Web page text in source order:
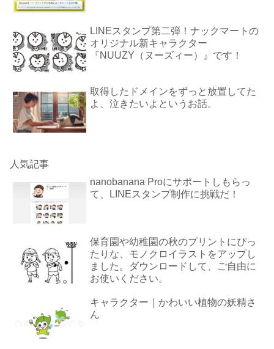
LINEスタンプ第二弾！ナックマートの
オリジナル新キャラクター
『NUUZY（ヌーズィー）』です！
取得したドメインをずっと放置してた
よ、泣きたいよというお話。
人気記事
nanobanana Proにサポートしもらっ
て、LINEスタンプ制作に挑戦だ！
保育園や幼稚園の秋のプリントにぴっ
たりな、モノクロイラストをアップし
ました。ダウンロードして、ご自由に
お使いください。
キャラクター｜かわいい植物の妖精さ
ん